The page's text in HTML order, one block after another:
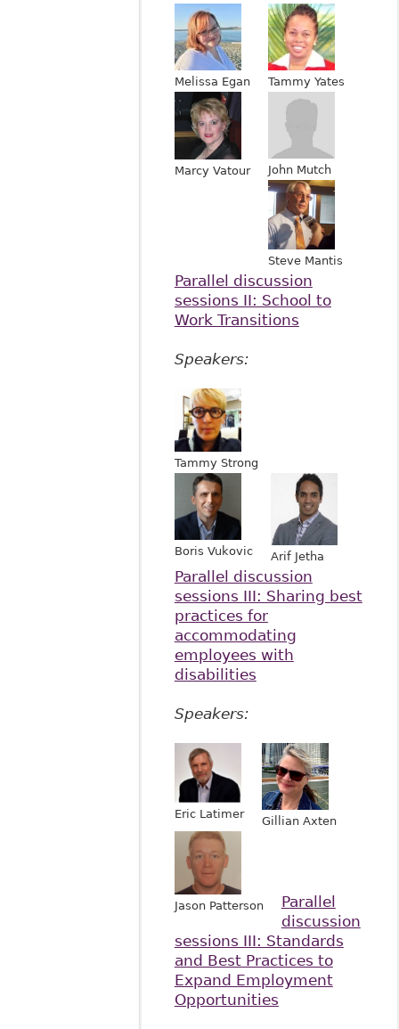
Melissa Egan Tammy Yates
Marcy Vatour John Mutch
Steve Mantis
Parallel discussion
sessions II: School to
Work Transitions
Speakers:
Tammy Strong
Boris Vukovic Arif Jetha
Parallel discussion
sessions III: Sharing best
practices for
accommodating
employees with
disabilities
Speakers:
Eric Latimer
Gillian Axten
Jason Patterson
Parallel
discussion
sessions III: Standards
and Best Practices to
Expand Employment
Opportunities